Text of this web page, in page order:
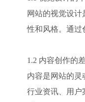
网站的视觉设
性和风格。通过
1.2 内容创作的
内容是网站的灵
行业资讯、用户